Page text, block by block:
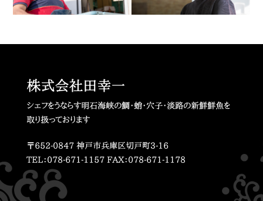
株式会社田幸一
シェフをうならす明石海峡の鯛・蛸・穴子・淡路の新鮮鮮魚を
取り扱っております
〒652-0847 神戸市兵庫区切戸町3-16
TEL：078-671-1157 FAX：078-671-1178